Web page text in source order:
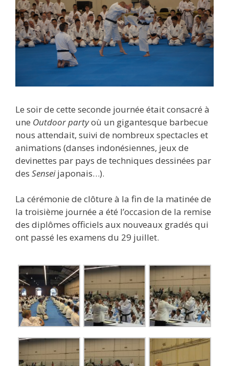
Le soir de cette seconde journée était consacré à
une Outdoor partyoù un gigantesque barbecue
nous attendait, suivi de nombreux spectacles et
animations (danses indonésiennes, jeux de
devinettes par pays de techniques dessinées par
des Senseijaponais…).
La cérémonie de clôture à la fin de la matinée de
la troisième journée a été l’occasion de la remise
des diplômes officiels aux nouveaux gradés qui
ont passé les examens du 29 juillet.